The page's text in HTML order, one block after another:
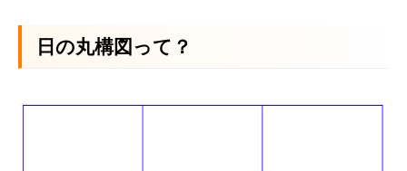
日の丸構図って？